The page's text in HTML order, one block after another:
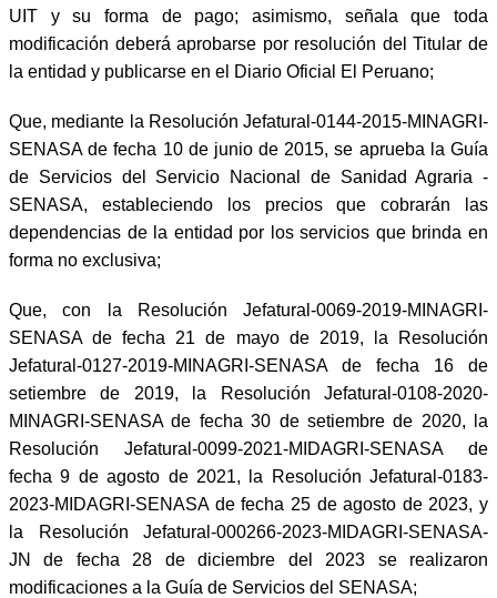
UIT y su forma de pago; asimismo, señala que toda
modificación deberá aprobarse por resolución del Titular de
la entidad y publicarse en el Diario Oficial El Peruano;
Que, mediante la Resolución Jefatural-0144-2015-MINAGRI-
SENASA de fecha 10 de junio de 2015, se aprueba la Guía
de Servicios del Servicio Nacional de Sanidad Agraria -
SENASA, estableciendo los precios que cobrarán las
dependencias de la entidad por los servicios que brinda en
forma no exclusiva;
Que, con la Resolución Jefatural-0069-2019-MINAGRI-
SENASA de fecha 21 de mayo de 2019, la Resolución
Jefatural-0127-2019-MINAGRI-SENASA de fecha 16 de
setiembre de 2019, la Resolución Jefatural-0108-2020-
MINAGRI-SENASA de fecha 30 de setiembre de 2020, la
Resolución Jefatural-0099-2021-MIDAGRI-SENASA de
fecha 9 de agosto de 2021, la Resolución Jefatural-0183-
2023-MIDAGRI-SENASA de fecha 25 de agosto de 2023, y
la Resolución Jefatural-000266-2023-MIDAGRI-SENASA-
JN de fecha 28 de diciembre del 2023 se realizaron
modificaciones a la Guía de Servicios del SENASA;